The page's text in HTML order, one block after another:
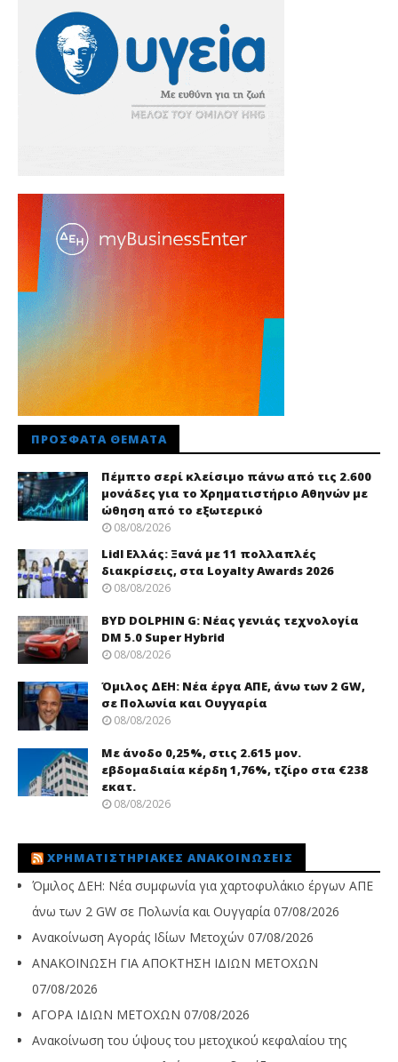
ΠΡΌΣΦΑΤΑ ΘΈΜΑΤΑ
Πέμπτο σερί κλείσιμο πάνω από τις 2.600
μονάδες για το Χρηματιστήριο Αθηνών με
ώθηση από το εξωτερικό
08/08/2026
Lidl Ελλάς: Ξανά με 11 πολλαπλές
διακρίσεις, στα Loyalty Awards 2026
08/08/2026
BYD DOLPHIN G: Νέας γενιάς τεχνολογία
DM 5.0 Super Hybrid
08/08/2026
Όμιλος ΔΕΗ: Νέα έργα ΑΠΕ, άνω των 2 GW,
σε Πολωνία και Ουγγαρία
08/08/2026
Με άνοδο 0,25%, στις 2.615 μον.
εβδομαδιαία κέρδη 1,76%, τζίρο στα €238
εκατ.
08/08/2026
ΧΡΗΜΑΤΙΣΤΗΡΙΑΚΈΣ ΑΝΑΚΟΙΝΏΣΕΙΣ
Όμιλος ΔΕΗ: Νέα συμφωνία για χαρτοφυλάκιο έργων ΑΠΕ
άνω των 2 GW σε Πολωνία και Ουγγαρία 07/08/2026
Ανακοίνωση Αγοράς Ιδίων Μετοχών 07/08/2026
ΑΝΑΚΟΙΝΩΣΗ ΓΙΑ ΑΠΟΚΤΗΣΗ ΙΔΙΩΝ ΜΕΤΟΧΩΝ
07/08/2026
ΑΓΟΡΑ ΙΔΙΩΝ ΜΕΤΟΧΩΝ 07/08/2026
Ανακοίνωση του ύψους του μετοχικού κεφαλαίου της